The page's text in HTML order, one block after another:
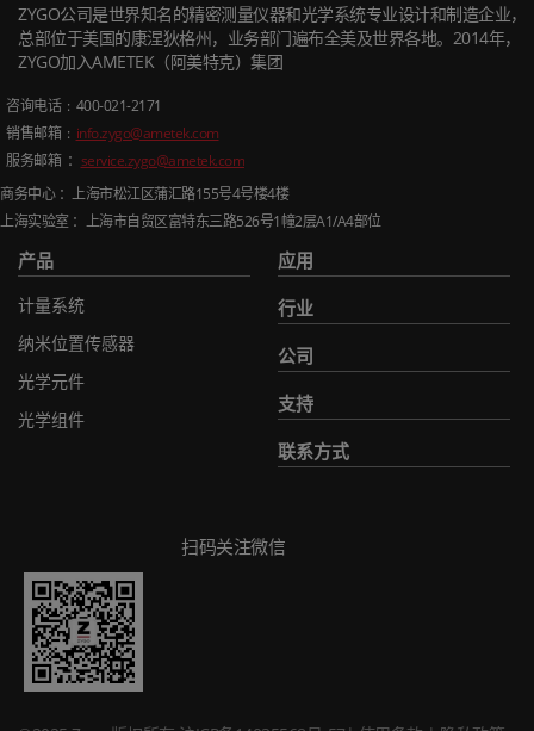
ZYGO公司是世界知名的精密测量仪器和光学系统专业设计和制造企业，
总部位于美国的康涅狄格州，业务部门遍布全美及世界各地。2014年，
ZYGO加入AMETEK（阿美特克）集团
咨询电话: 400-021-2171
销售邮箱 : info.zygo@ametek.com
服务邮箱 ： service.zygo@ametek.com
商务中心 ：上海市松江区蒲汇路155号4号楼4楼
上海实验室 ：上海市自贸区富特东三路526号1幢2层A1/A4部位
产品
计量系统
纳米位置传感器
光学元件
光学组件
应用
行业
公司
支持
联系方式
扫码关注微信